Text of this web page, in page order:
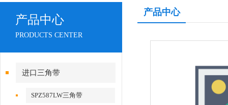
产品中心
PRODUCTS CENTER
进口三角带
SPZ587LW三角带
产品中心